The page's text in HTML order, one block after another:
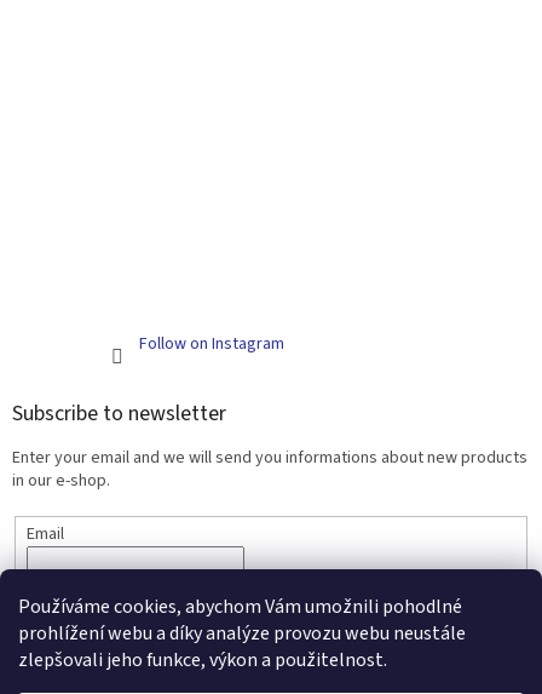
Používáme cookies, abychom Vám umožnili pohodlné
prohlížení webu a díky analýze provozu webu neustále
zlepšovali jeho funkce, výkon a použitelnost.
Follow on Instagram
Subscribe to newsletter
Enter your email and we will send you informations about new products
in our e-shop.
Email
SUBSCRIBE